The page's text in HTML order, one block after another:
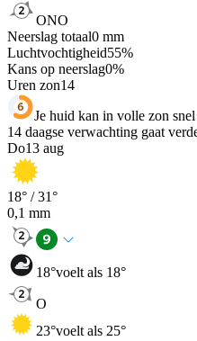
ONO
Neerslag totaal0 mm
Luchtvochtigheid55%
Kans op neerslag0%
Uren zon14
Je huid kan in volle zon
14 daagse verwachting gaat
Do13 aug
18° /31°
0,1 mm
18°voelt als 18°
O
23°voelt als 25°